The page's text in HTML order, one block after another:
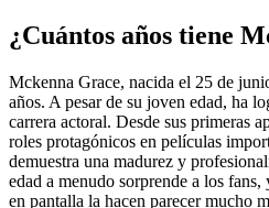
¿Cuántos años tiene
Mckenna Grace, nacida el 25 de
años. A pesar de su joven edad, ha
carrera actoral. Desde sus primeras
roles protagónicos en películas
demuestra una madurez y
edad a menudo sorprende a los
en pantalla la hacen parecer mucho